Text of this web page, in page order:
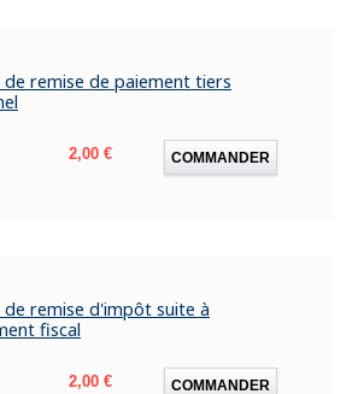
de remise de paiement tiers
Prix
2,00 € COMMANDER
de remise d'impôt suite à
fiscal
Prix
2,00 € COMMANDER